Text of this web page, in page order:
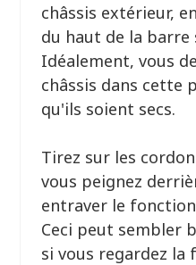
châssis extérieur,
du haut de la barre
Idéalement, vous
châssis dans cette
qu'ils soient secs.
Tirez sur les
vous peignez
entraver le
Ceci peut sembler
si vous regardez la